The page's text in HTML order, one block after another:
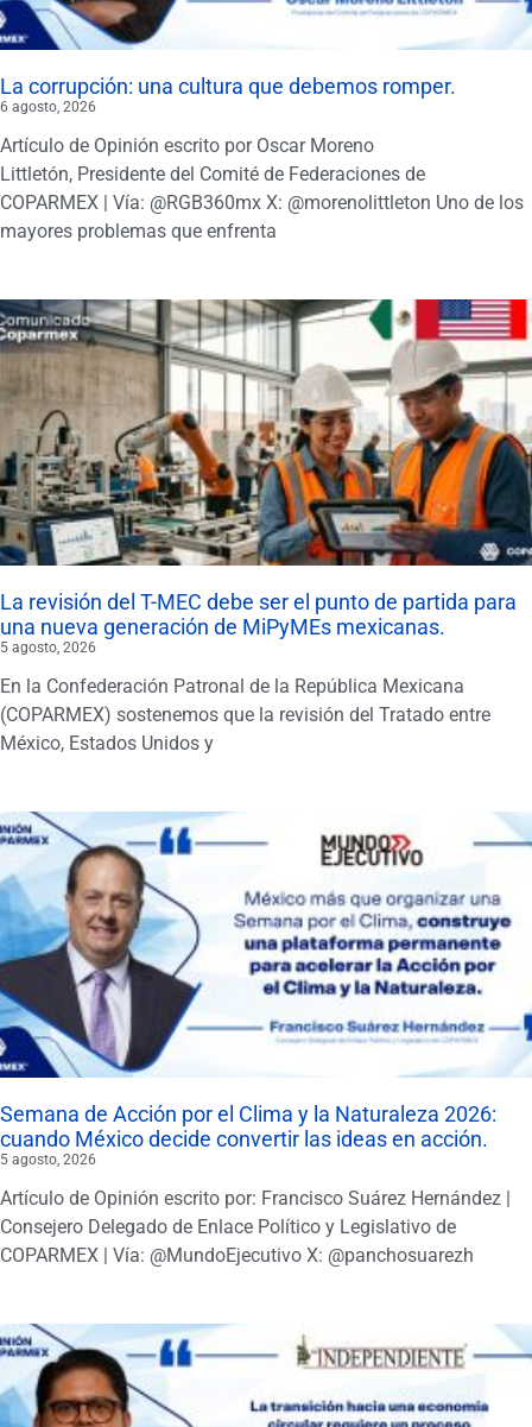
La corrupción: una cultura que debemos romper.
6 agosto, 2026
Artículo de Opinión escrito por Oscar Moreno
Littletón, Presidente del Comité de Federaciones de
COPARMEX | Vía: @RGB360mx X: @morenolittleton Uno de los
mayores problemas que enfrenta
La revisión del T-MEC debe ser el punto de partida para
una nueva generación de MiPyMEs mexicanas.
5 agosto, 2026
En la Confederación Patronal de la República Mexicana
(COPARMEX) sostenemos que la revisión del Tratado entre
México, Estados Unidos y
Semana de Acción por el Clima y la Naturaleza 2026:
cuando México decide convertir las ideas en acción.
5 agosto, 2026
Artículo de Opinión escrito por: Francisco Suárez Hernández |
Consejero Delegado de Enlace Político y Legislativo de
COPARMEX | Vía: @MundoEjecutivo X: @panchosuarezh